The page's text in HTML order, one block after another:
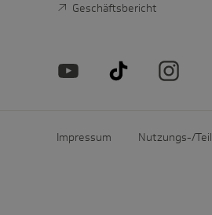
Geschäftsbericht
Impressum Nutzungs-/